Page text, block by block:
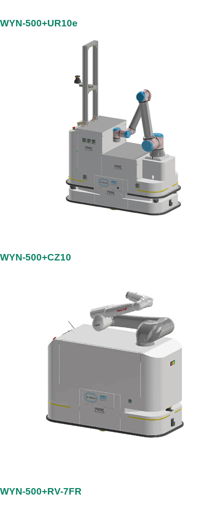
WYN-500+UR10e
WYN-500+CZ10
WYN-500+RV-7FR